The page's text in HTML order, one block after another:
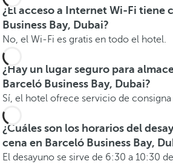
¿El acceso a Internet Wi-Fi tiene
Business Bay, Dubai?
No, el Wi-Fi es gratis en todo el hotel.
¿Hay un lugar seguro para
Barceló Business Bay, Dubai?
Sí, el hotel ofrece servicio de consigna
¿Cuáles son los horarios del
cena en Barceló Business Bay,
El desayuno se sirve de 6:30 a 10:30